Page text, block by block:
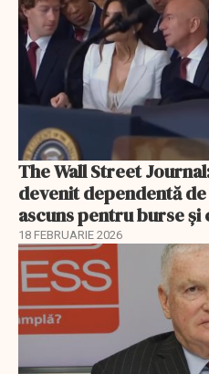
The Wall Street
devenit dependentă
ascuns pentru burse și
18 FEBRUARIE 2026
EXCLUSIV